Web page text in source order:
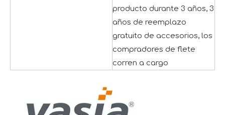
producto durante 3 años, 3
años de reemplazo
gratuito de accesorios, los
compradores de flete
corren a cargo